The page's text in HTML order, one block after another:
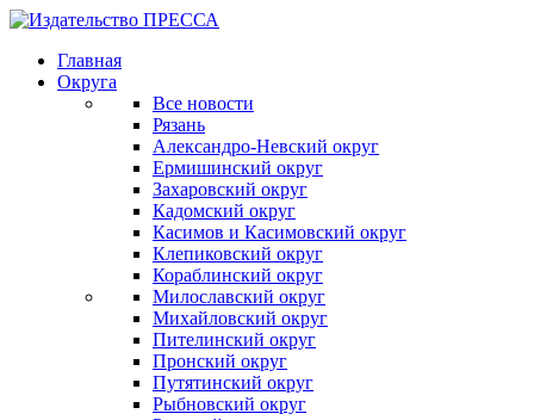
Главная
Округа
Все новости
Рязань
Александро-Невский округ
Ермишинский округ
Захаровский округ
Кадомский округ
Касимов и Касимовский округ
Клепиковский округ
Кораблинский округ
Милославский округ
Михайловский округ
Пителинский округ
Пронский округ
Путятинский округ
Рыбновский округ